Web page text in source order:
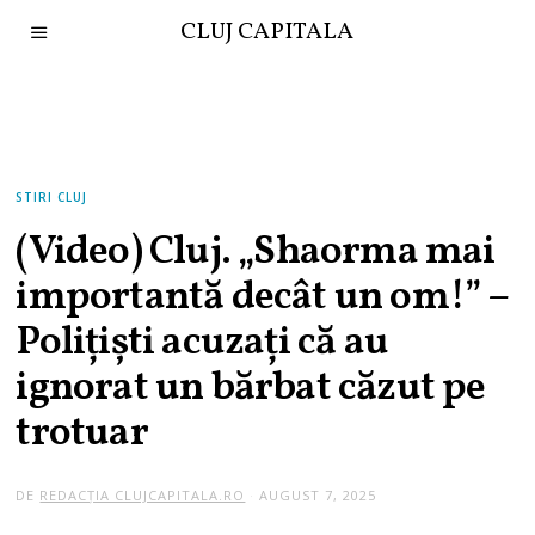
CLUJ CAPITALA
STIRI CLUJ
(Video) Cluj. „Shaorma mai
importantă decât un om!” –
Polițiști acuzați că au
ignorat un bărbat căzut pe
trotuar
DE REDACȚIA CLUJCAPITALA.RO AUGUST 7, 2025